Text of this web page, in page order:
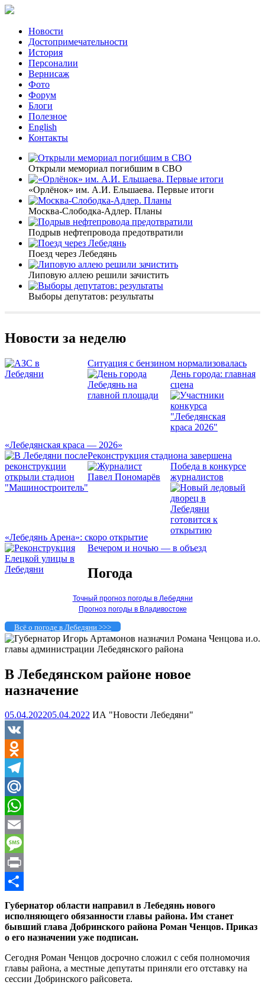
Новости
Достопримечательности
История
Персоналии
Вернисаж
Фото
Форум
Блоги
Полезное
English
Контакты
Открыли мемориал погибшим в СВО
«Орлёнок» им. А.И. Ельшаева. Первые итоги
Москва-Слободка-Адлер. Планы
Подрыв нефтепровода предотвратили
Поезд через Лебедянь
Липовую аллею решили зачистить
Выборы депутатов: результаты
Новости за неделю
Ситуация с бензином нормализовалась
День города: главная
сцена
«Лебедянская краса — 2026»
Реконструкция стадиона завершена
Победа в конкурсе
журналистов
«Лебедянь Арена»: скоро открытие
Вечером и ночью — в объезд
Погода
Точный прогноз погоды в Лебедяни
Прогноз погоды в Владивостоке
Всё о погоде в Лебедяни >>>
В Лебедянском районе новое
назначение
05.04.202205.04.2022 ИА "Новости Лебедяни"
VK
Odnoklassniki
Telegram
Mail.Ru
WhatsApp
Email
Message
Print
Отправить
Губернатор области направил в Лебедянь нового
исполняющего обязанности главы района. Им станет
бывший глава Добринского района Роман Ченцов. Приказ
о его назначении уже подписан.
Сегодня Роман Ченцов досрочно сложил с себя полномочия
главы района, а местные депутаты приняли его отставку на
сессии Добринского райсовета.